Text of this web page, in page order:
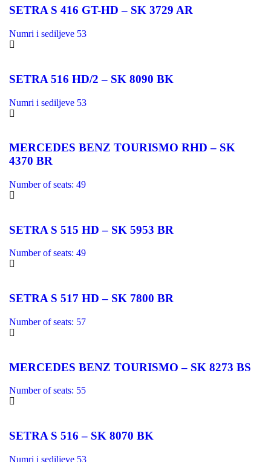
SETRA S 416 GT-HD – SK 3729 AR
Numri i sediljeve 53
SETRA 516 HD/2 – SK 8090 BK
Numri i sediljeve 53
MERCEDES BENZ TOURISMO RHD – SK
4370 BR
Number of seats: 49
SETRA S 515 HD – SK 5953 BR
Number of seats: 49
SETRA S 517 HD – SK 7800 BR
Number of seats: 57
MERCEDES BENZ TOURISMO – SK 8273 BS
Number of seats: 55
SETRA S 516 – SK 8070 BK
Numri i sediljeve 53